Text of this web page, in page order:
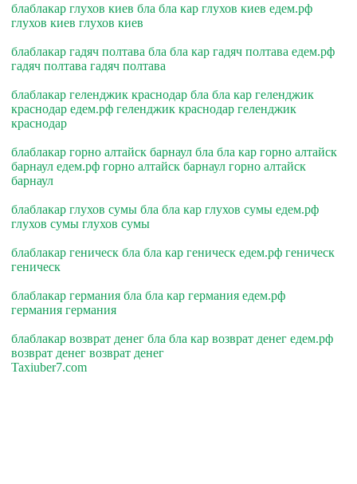
блаблакар глухов киев бла бла кар глухов киев едем.рф
глухов киев глухов киев
блаблакар гадяч полтава бла бла кар гадяч полтава едем.рф
гадяч полтава гадяч полтава
блаблакар геленджик краснодар бла бла кар геленджик
краснодар едем.рф геленджик краснодар геленджик
краснодар
блаблакар горно алтайск барнаул бла бла кар горно алтайск
барнаул едем.рф горно алтайск барнаул горно алтайск
барнаул
блаблакар глухов сумы бла бла кар глухов сумы едем.рф
глухов сумы глухов сумы
блаблакар геническ бла бла кар геническ едем.рф геническ
геническ
блаблакар германия бла бла кар германия едем.рф
германия германия
блаблакар возврат денег бла бла кар возврат денег едем.рф
возврат денег возврат денег
Taxiuber7.com